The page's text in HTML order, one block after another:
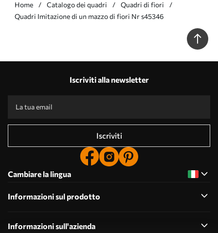
Home Catalogo dei quadri
Quadri di fiori
Quadri Imitazione di un mazzo di fiori Nr s45346
Iscriviti alla newsletter
Iscriviti
Cambiare la lingua
Informazioni sul prodotto
Informazioni sull'azienda